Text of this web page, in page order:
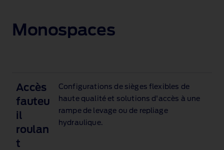
Monospaces
Accès
fauteu
il
roulan
t
Configurations de sièges flexibles de
haute qualité et solutions d'accès à une
rampe de levage ou de repliage
hydraulique.